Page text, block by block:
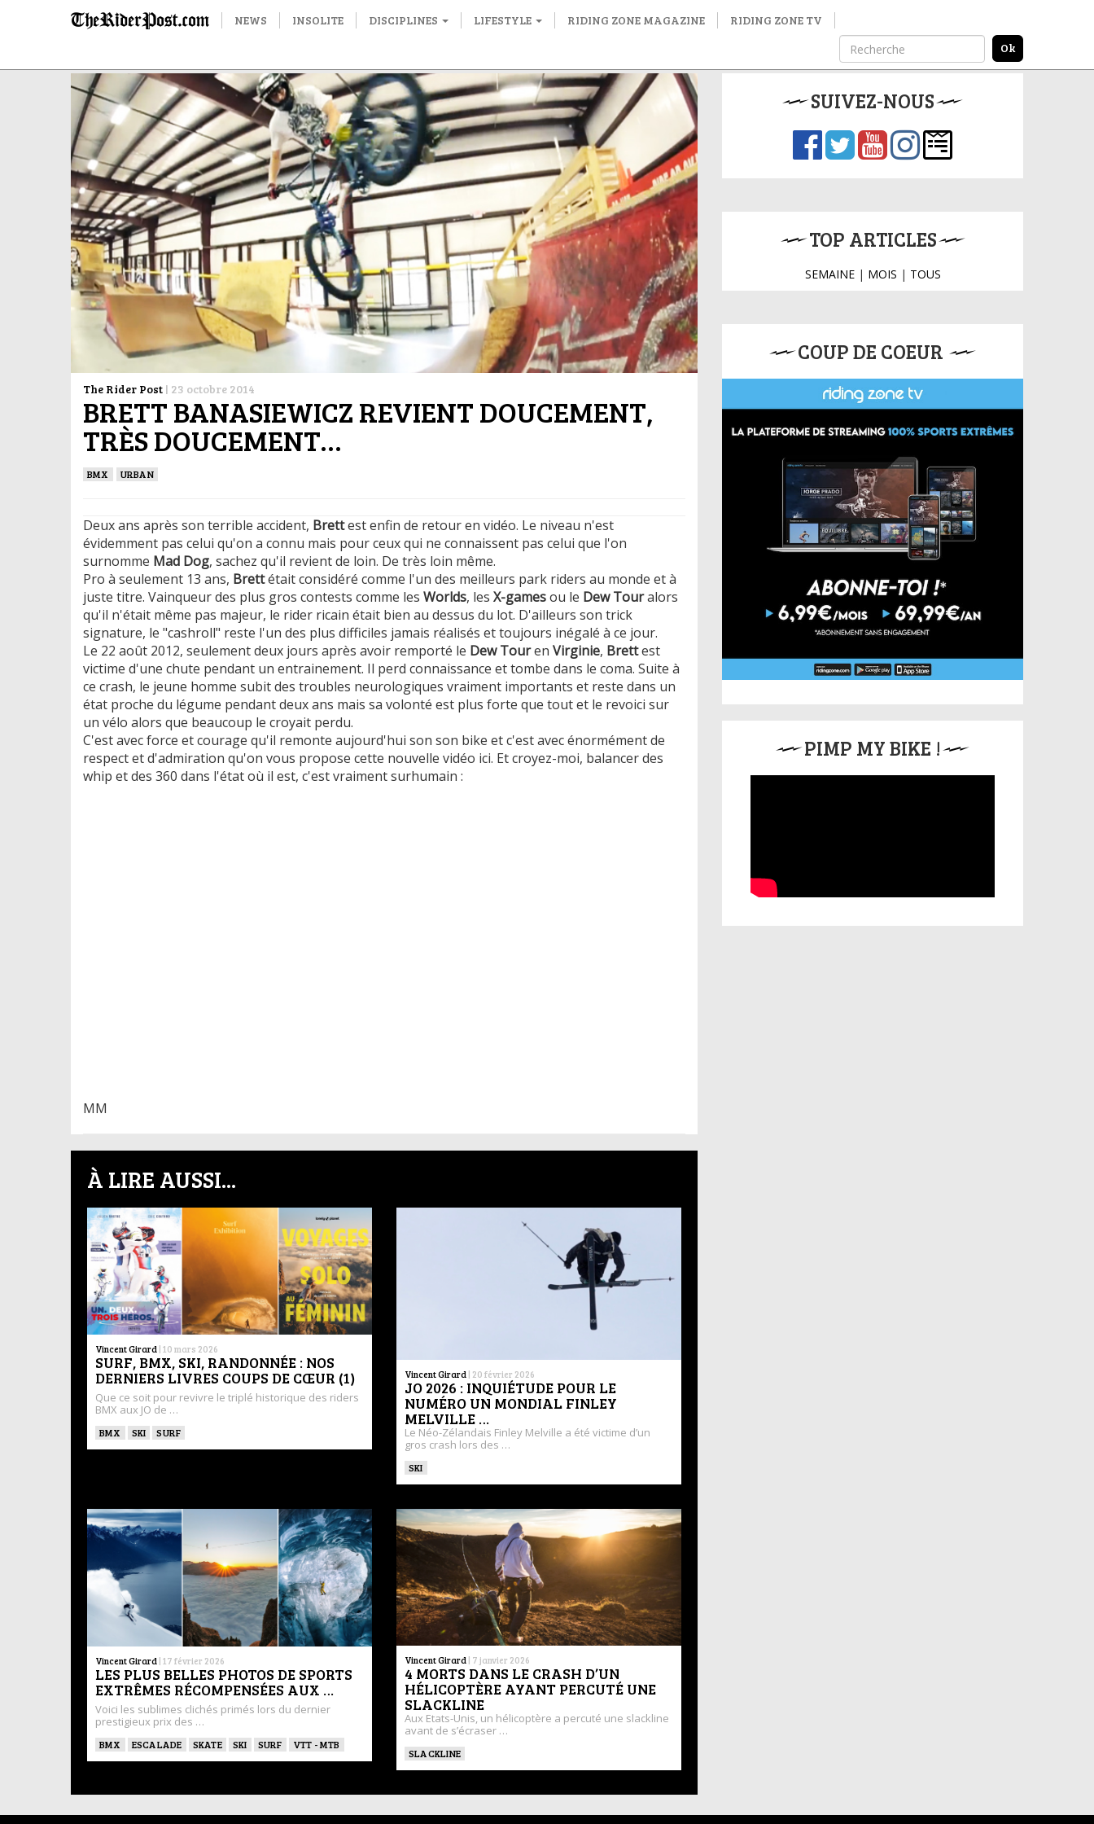
NEWS INSOLITE DISCIPLINES LIFESTYLE RIDING ZONE MAGAZINE RIDING ZONE TV
The Rider Post | 23 octobre 2014
BRETT BANASIEWICZ REVIENT DOUCEMENT,
TRÈS DOUCEMENT…
BMX URBAN
Deux ans après son terrible accident, Brettest enfin de retour en vidéo. Le niveau n'est
évidemment pas celui qu'on a connu mais pour ceux qui ne connaissent pas celui que l'on
surnomme Mad Dog, sachez qu'il revient de loin. De très loin même.
Pro à seulement 13 ans, Brettétait considéré comme l'un des meilleurs park riders au monde et à
juste titre. Vainqueur des plus gros contests comme les Worlds, les X-gamesou le Dew Touralors
qu'il n'était même pas majeur, le rider ricain était bien au dessus du lot. D'ailleurs son trick
signature, le "cashroll" reste l'un des plus difficiles jamais réalisés et toujours inégalé à ce jour.
Le 22 août 2012, seulement deux jours après avoir remporté le Dew Touren Virginie, Brettest
victime d'une chute pendant un entrainement. Il perd connaissance et tombe dans le coma. Suite à
ce crash, le jeune homme subit des troubles neurologiques vraiment importants et reste dans un
état proche du légume pendant deux ans mais sa volonté est plus forte que tout et le revoici sur
un vélo alors que beaucoup le croyait perdu.
​C'est avec force et courage qu'il remonte aujourd'hui son son bike et c'est avec énormément de
respect et d'admiration qu'on vous propose cette nouvelle vidéo ici. Et croyez-moi, balancer des
whip et des 360 dans l'état où il est, c'est vraiment surhumain :
MM
À LIRE AUSSI...
Vincent Girard | 10 mars 2026
SURF, BMX, SKI, RANDONNÉE : NOS
DERNIERS LIVRES COUPS DE CŒUR (1)
Que ce soit pour revivre le triplé historique des riders
BMX aux JO de …
BMX SKI SURF
Vincent Girard | 20 février 2026
JO 2026 : INQUIÉTUDE POUR LE
NUMÉRO UN MONDIAL FINLEY
MELVILLE …
Le Néo-Zélandais Finley Melville a été victime d’un
gros crash lors des …
SKI
Vincent Girard | 17 février 2026
LES PLUS BELLES PHOTOS DE SPORTS
EXTRÊMES RÉCOMPENSÉES AUX …
Voici les sublimes clichés primés lors du dernier
prestigieux prix des …
BMX ESCALADE SKATE SKI SURF VTT - MTB
Vincent Girard | 7 janvier 2026
4 MORTS DANS LE CRASH D’UN
HÉLICOPTÈRE AYANT PERCUTÉ UNE
SLACKLINE
Aux Etats-Unis, un hélicoptère a percuté une slackline
avant de s’écraser …
SLACKLINE
SUIVEZ-NOUS
TOP ARTICLES
SEMAINE| MOIS | TOUS
COUP DE COEUR
PIMP MY BIKE !